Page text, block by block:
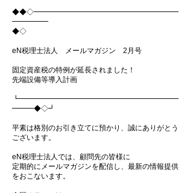
◆◆◇━━━━━━━━━━━━━━━━━━━━
━━━━━
◆◇
eN税理士法人 メールマガジン 2月号
固定資産税の特例が延長されました！
先端設備等導入計画
┗━━━━━━━━━━━━━━━━━━━━━━
━━━◆◇┛
平素は格別のお引き立てに預かり、誠にありがとう
ございます。
eN税理士法人では、顧問先の皆様に
定期的にメールマガジンを配信し、最新の情報提供
をおこないます。